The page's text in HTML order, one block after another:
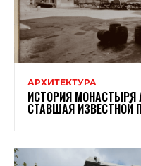
АРХИТЕКТУРА
ИСТОРИЯ МОНАСТЫРЯ
СТАВШАЯ ИЗВЕСТНОЙ